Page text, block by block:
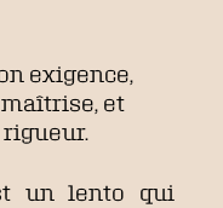
exigence,
et
rigueur.
un lento qui